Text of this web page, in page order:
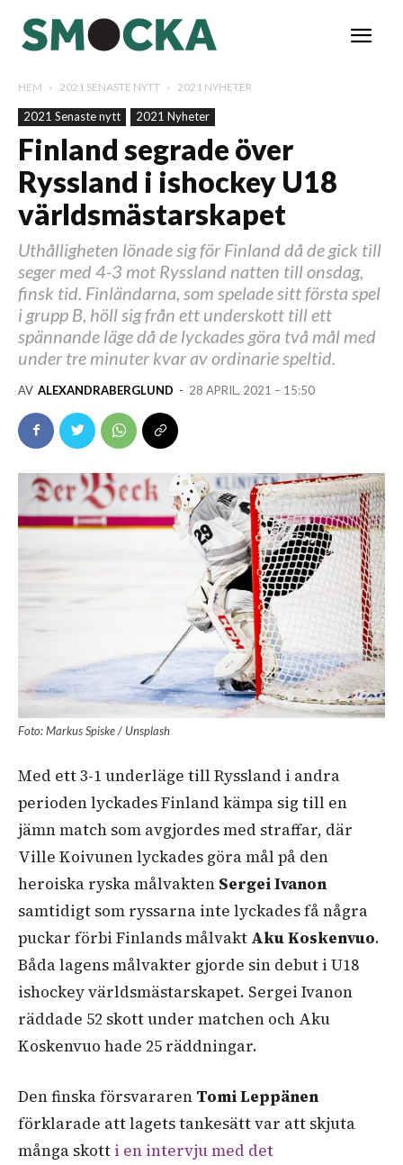
HEM 2021 SENASTE NYTT 2021 NYHETER
2021 Senaste nytt 2021 Nyheter
Finland segrade över
Ryssland i ishockey U18
världsmästarskapet
Uthålligheten lönade sig för Finland då de gick till
seger med 4-3 mot Ryssland natten till onsdag,
finsk tid. Finländarna, som spelade sitt första spel
i grupp B, höll sig från ett underskott till ett
spännande läge då de lyckades göra två mål med
under tre minuter kvar av ordinarie speltid.
AV ALEXANDRABERGLUND - 28 APRIL, 2021 – 15:50
Foto: Markus Spiske / Unsplash
Med ett 3-1 underläge till Ryssland i andra
perioden lyckades Finland kämpa sig till en
jämn match som avgjordes med straffar, där
Ville Koivunen lyckades göra mål på den
heroiska ryska målvakten Sergei Ivanon
samtidigt som ryssarna inte lyckades få några
puckar förbi Finlands målvakt Aku Koskenvuo.
Båda lagens målvakter gjorde sin debut i U18
ishockey världsmästarskapet. Sergei Ivanon
räddade 52 skott under matchen och Aku
Koskenvuo hade 25 räddningar.
Den finska försvararen Tomi Leppänen
förklarade att lagets tankesätt var att skjuta
många skott i en intervju med det